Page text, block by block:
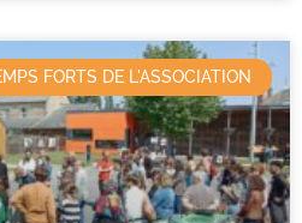
FORTS DE L'ASSOCIATION